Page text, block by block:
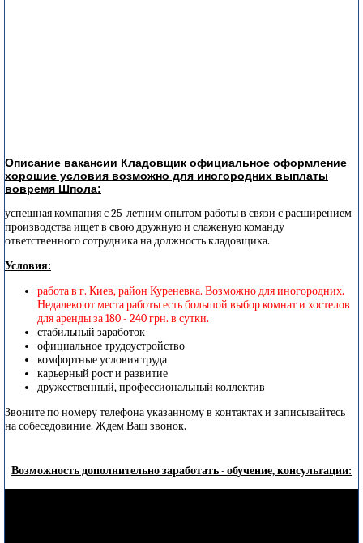
Описание вакансии Кладовщик официальное оформление
хорошие условия возможно для иногородних выплаты
вовремя Шпола:
успешная компания с 25-летним опытом работы в связи с расширением
производства ищет в свою дружную и слаженую команду
ответственного сотрудника на должность кладовщика.
Условия:
работа в г. Киев, район Куреневка. Возможно для иногородних.
Недалеко от места работы есть большой выбор комнат и хостелов
для аренды за 180 - 240 грн. в сутки.
стабильный заработок
официальное трудоустройство
комфортные условия труда
карьерный рост и развитие
дружественный, профессиональный коллектив
Звоните по номеру телефона указанному в контактах и записывайтесь
на собеседовиние. Ждем Ваш звонок.
Возможность дополнительно заработать - обучение, консультации: